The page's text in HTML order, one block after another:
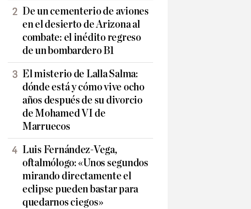
De un cementerio de aviones
en el desierto de Arizona al
combate: el inédito regreso
de un bombardero B1
El misterio de Lalla Salma:
dónde está y cómo vive ocho
años después de su divorcio
de Mohamed VI de
Marruecos
Luis Fernández-Vega,
oftalmólogo: «Unos segundos
mirando directamente el
eclipse pueden bastar para
quedarnos ciegos»